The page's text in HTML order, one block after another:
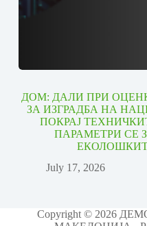
ДОМ: ДАЛИ ПРИ
ЗА ИЗГРАДБА НА
ПОКРАЈ
ПАРАМЕТРИ СЕ
July 17, 2026
Copyright © 2026